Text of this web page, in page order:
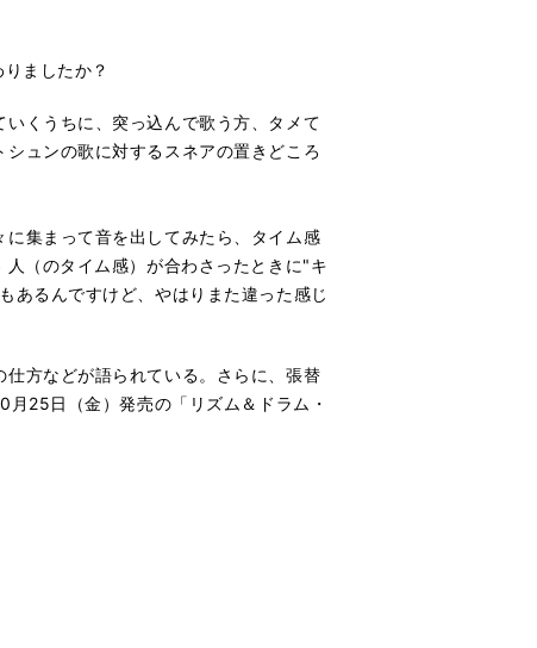
ましたか？
くうちに、突っ込んで歌う方、タメて
ュンの歌に対するスネアの置きどころ
集まって音を出してみたら、タイム感
（のタイム感）が合わさったときに"キ
あるんですけど、やはりまた違った感じ
方などが語られている。さらに、張替
25日（金）発売の「リズム＆ドラム・